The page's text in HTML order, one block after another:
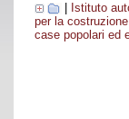
Istituto
per la
case popolari ed